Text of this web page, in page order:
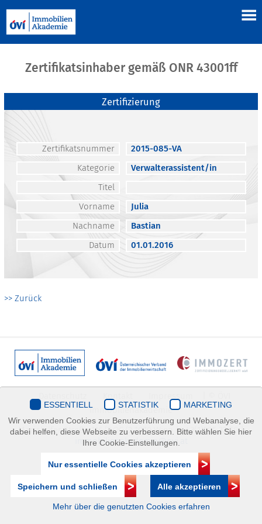
Zertifikatsinhaber gemäß ONR 43001ff
Zertifizierung
Zertifikatsnummer
2015-085-VA
Kategorie
Verwalterassistent/in
Titel
Vorname
Julia
Nachname
Bastian
Datum
01.01.2016
>> Zurück
Immobilienakademie
Mariahilfer Straße 116/2.OG/2 1070 Wien | +43(1)505 32 50 |
immobilienakademie@ovi.at
ESSENTIELL STATISTIK
MARKETING
Wir verwenden Cookies zur Benutzerführung und Webanalyse, die
dabei helfen, diese Webseite zu verbessern. Bitte wählen Sie hier
Ihre Cookie-Einstellungen.
Nur essentielle Cookies akzeptieren
Speichern und schließen Alle akzeptieren
Mehr über die genutzten Cookies erfahren